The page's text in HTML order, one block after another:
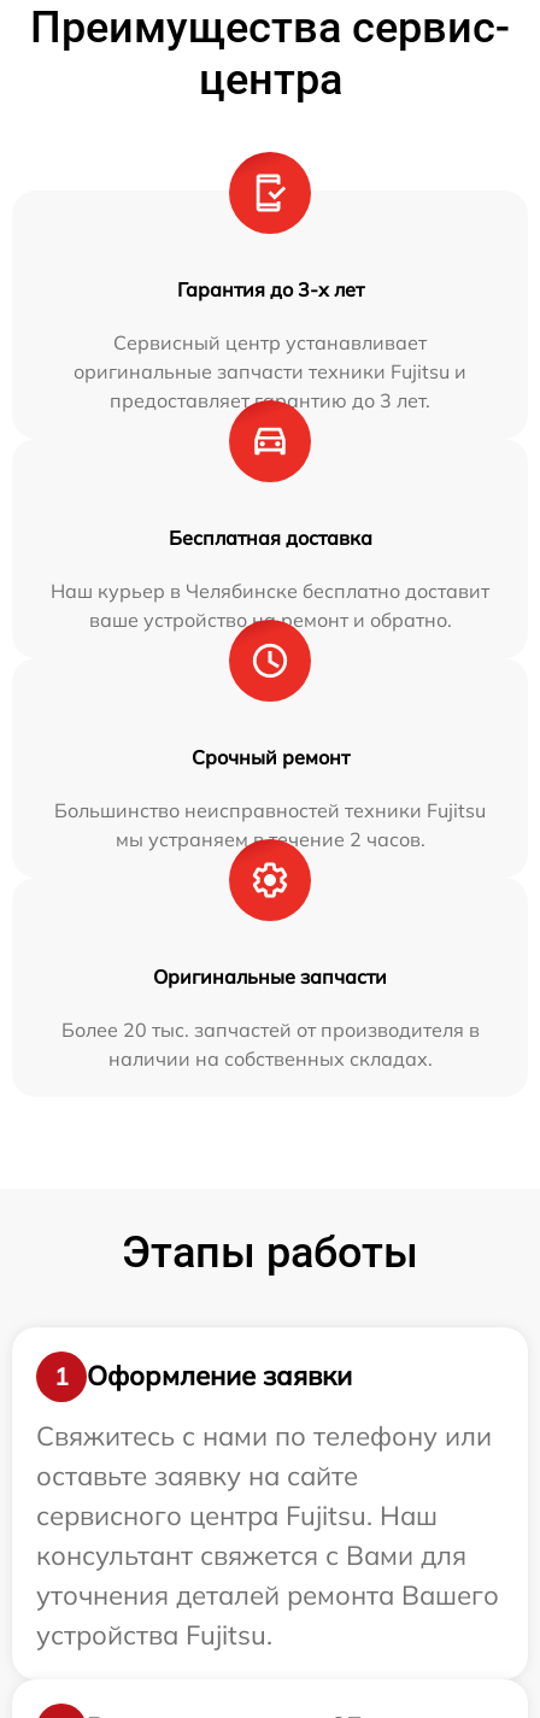
Преимущества сервис-
центра
Гарантия до 3-х лет
Сервисный центр устанавливает
оригинальные запчасти техники Fujitsu и
предоставляет гарантию до 3 лет.
Бесплатная доставка
Наш курьер в Челябинске бесплатно доставит
ваше устройство на ремонт и обратно.
Срочный ремонт
Большинство неисправностей техники Fujitsu
мы устраняем в течение 2 часов.
Оригинальные запчасти
Более 20 тыс. запчастей от производителя в
наличии на собственных складах.
Этапы работы
1
Оформление заявки
Свяжитесь с нами по телефону или
оставьте заявку на сайте
сервисного центра Fujitsu. Наш
консультант свяжется с Вами для
уточнения деталей ремонта Вашего
устройства Fujitsu.